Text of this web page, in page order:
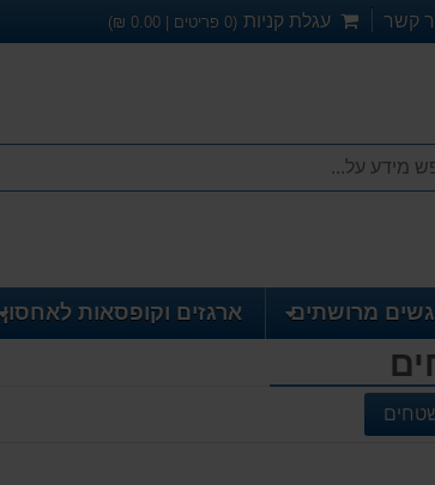
קשר עגלת קניות (
0פריטים | 0.00
₪)
מרושתים ארגזים וקופסאות לאחסון